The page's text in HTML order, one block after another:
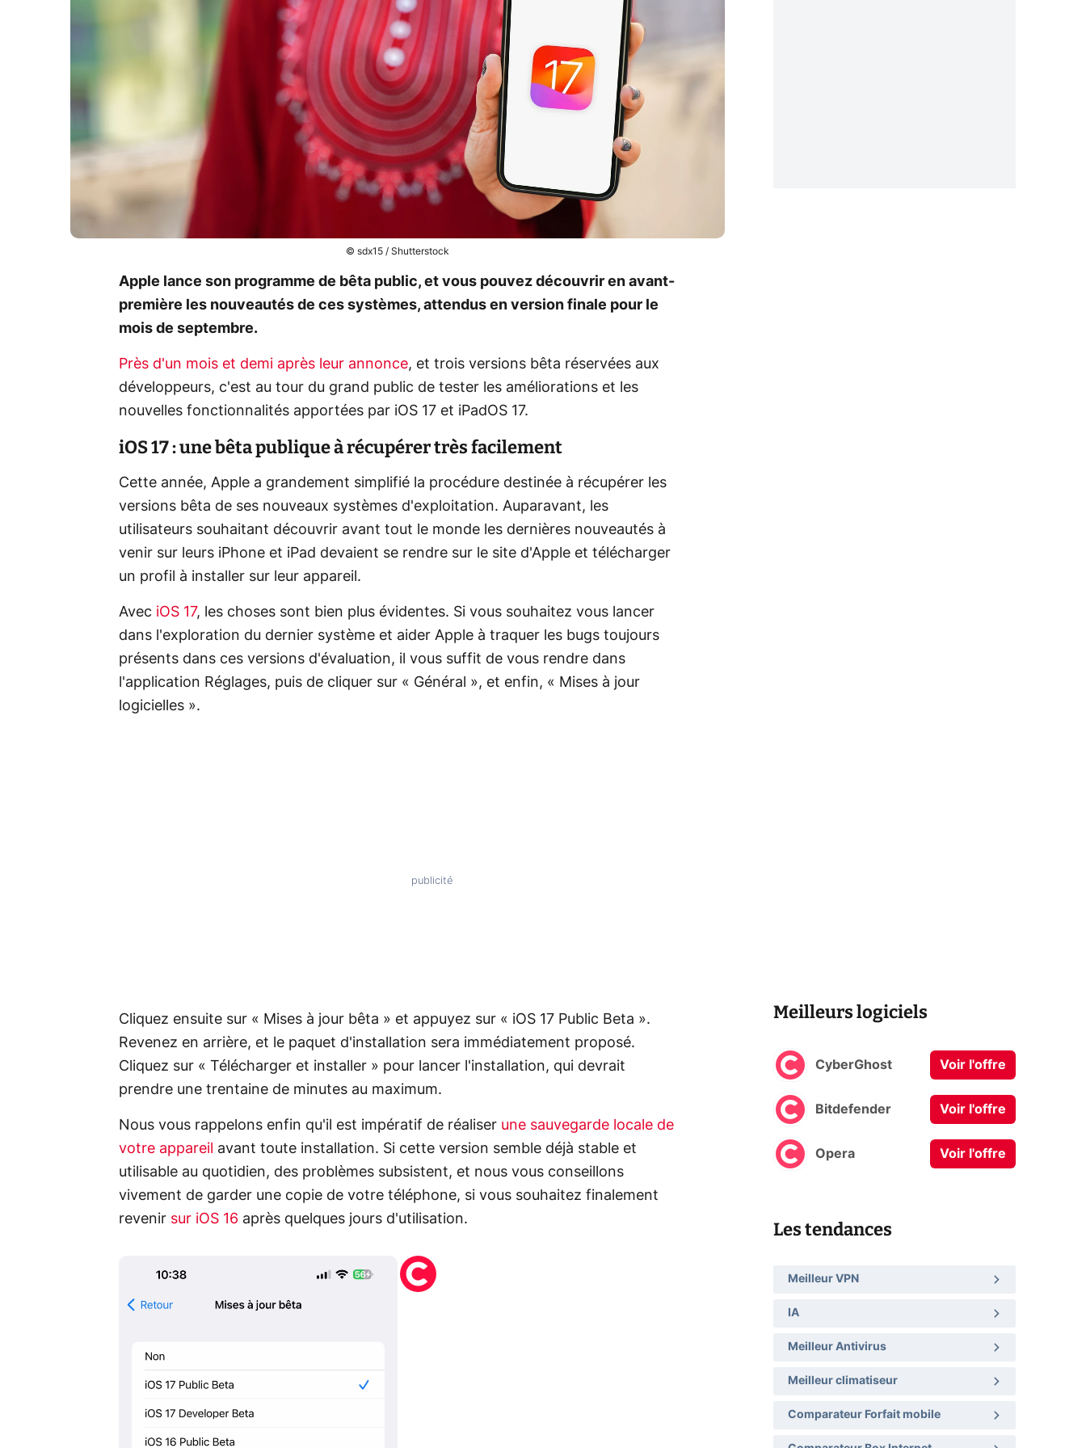
© sdx15 / Shutterstock
Apple lance son programme de bêta public, et vous pouvez découvrir en avant-
première les nouveautés de ces systèmes, attendus en version finale pour le
mois de septembre.
Près d'un mois et demi après leur annonce, et trois versions bêta réservées aux
développeurs, c'est au tour du grand public de tester les améliorations et les
nouvelles fonctionnalités apportées par iOS 17 et iPadOS 17.
iOS 17 : une bêta publique à récupérer très facilement
Cette année, Apple a grandement simplifié la procédure destinée à récupérer les
versions bêta de ses nouveaux systèmes d'exploitation. Auparavant, les
utilisateurs souhaitant découvrir avant tout le monde les dernières nouveautés à
venir sur leurs iPhone et iPad devaient se rendre sur le site d'Apple et télécharger
un profil à installer sur leur appareil.
Avec iOS 17, les choses sont bien plus évidentes. Si vous souhaitez vous lancer
dans l'exploration du dernier système et aider Apple à traquer les bugs toujours
présents dans ces versions d'évaluation, il vous suffit de vous rendre dans
l'application Réglages, puis de cliquer sur « Général », et enfin, « Mises à jour
logicielles ».
Cliquez ensuite sur « Mises à jour bêta » et appuyez sur « iOS 17 Public Beta ».
Revenez en arrière, et le paquet d'installation sera immédiatement proposé.
Cliquez sur « Télécharger et installer » pour lancer l'installation, qui devrait
prendre une trentaine de minutes au maximum.
Nous vous rappelons enfin qu'il est impératif de réaliser une sauvegarde locale de
votre appareil
avant toute installation. Si cette version semble déjà stable et
utilisable au quotidien, des problèmes subsistent, et nous vous conseillons
vivement de garder une copie de votre téléphone, si vous souhaitez finalement
revenir sur iOS 16 après quelques jours d'utilisation.
Meilleurs logiciels
CyberGhost Voir l'offre
Bitdefender Voir l'offre
Opera Voir l'offre
Les tendances
Meilleur VPN
IA
Meilleur Antivirus
Meilleur climatiseur
Comparateur Forfait mobile